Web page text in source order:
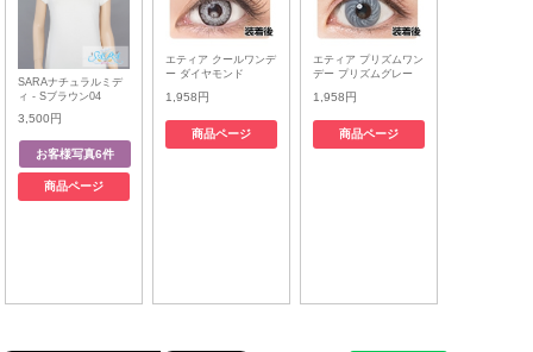
SARAナチュラルミデ
ィ - Sブラウン04
3,500円
商品ページ
エティア クールワンデ
ー ダイヤモンド
1,958円
商品ページ
エティア プリズムワン
デー プリズムグレー
1,958円
商品ページ